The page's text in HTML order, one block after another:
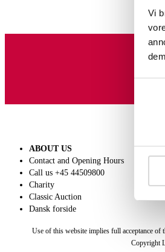
Vi
ABOUT US
Contact and Opening Hours
Call us +45 44509800
Charity
Classic Auction
Dansk forside
Use of this website implies full acceptance of
Copyright